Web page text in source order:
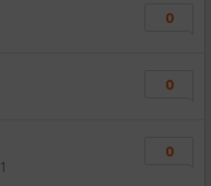
0
0
1
0